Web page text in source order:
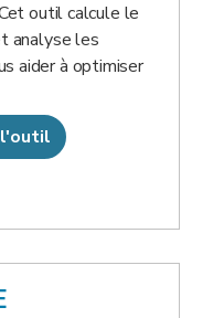
outil calcule le
analyse les
aider à optimiser
l'outil